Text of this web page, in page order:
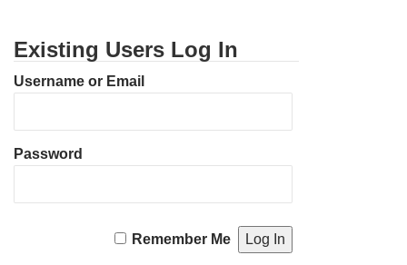
Existing Users Log In
Username or Email
Password
Remember Me